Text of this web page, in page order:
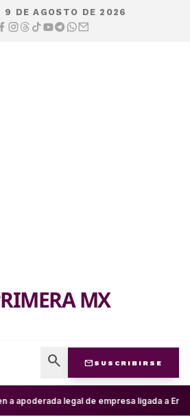
9 DE AGOSTO DE 2026
MX
search mail SUSCRIBIRSE
a apoderada legal de empresa ligada a